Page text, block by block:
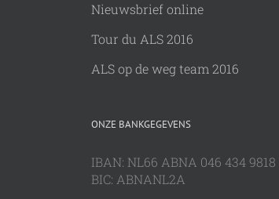
Nieuwsbrief online
Tour du ALS 2016
ALS op de weg team 2016
ONZE BANKGEGEVENS
IBAN: NL66 ABNA 046 434 9818
BIC: ABNANL2A